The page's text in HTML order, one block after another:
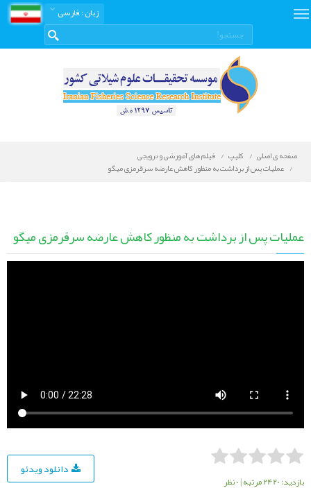
زبان: فارسی
صفحه ی اصلی کلیپ
فیلم های آموزشی و ترویجی
عملیات پس از برداشت به منظور کاهش عارضه سرقرمزی میگو
عملیات پس از برداشت به منظور کاهش عارضه سرقرمزی میگو
بازدید: 2420 مرتبه |0 نظر
دانلود ویدئو